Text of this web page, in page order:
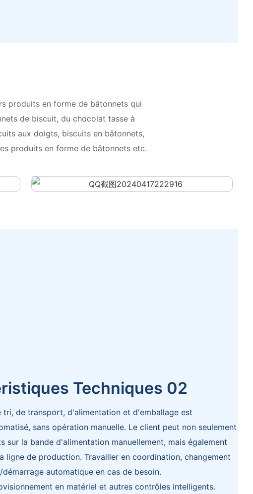
produits en forme de bâtonnets qui
de biscuit, du chocolat tasse à
aux doigts, biscuits en bâtonnets,
produits en forme de bâtonnets etc.
Techniques 02
tri, de transport, d'alimentation et d'emballage est
sans opération manuelle. Le client peut non seulement
sur la bande d'alimentation manuellement, mais également
ligne de production. Travailler en coordination, changement
automatique en cas de besoin.
en matériel et autres contrôles intelligents.